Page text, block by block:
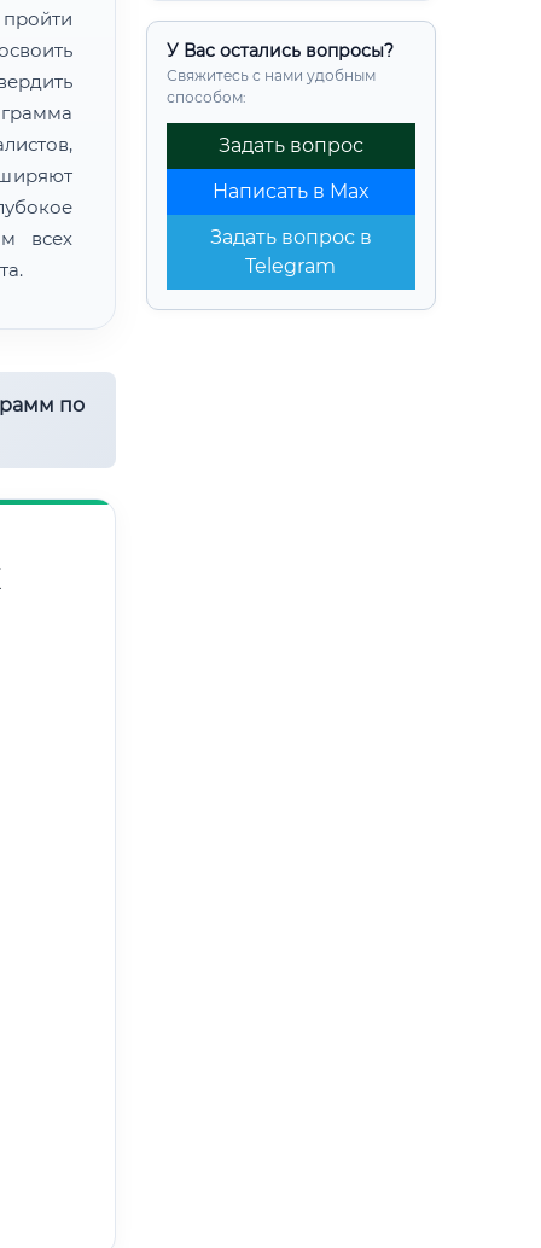
У Вас остались вопросы?
Свяжитесь с нами удобным
способом:
Задать вопрос
Написать в Max
Задать вопрос в
Telegram
всех
по